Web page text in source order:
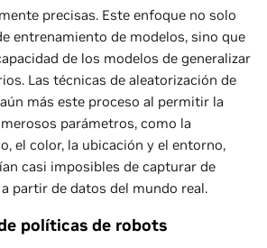
precisas. Este enfoque no solo
entrenamiento de modelos, sino que
de los modelos de generalizar
Las técnicas de aleatorización de
más este proceso al permitir la
parámetros, como la
el color, la ubicación y el entorno,
casi imposibles de capturar de
partir de datos del mundo real.
políticas de robots